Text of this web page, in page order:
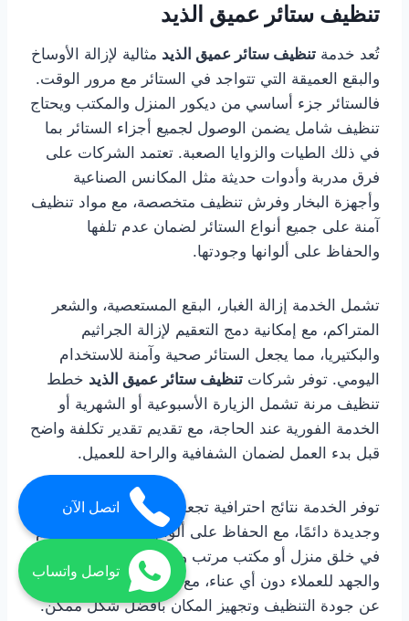
تنظيف ستائر عميق الذيد
تُعد خدمة تنظيف ستائر عميق الذيد مثالية لإزالة الأوساخ
والبقع العميقة التي تتواجد في الستائر مع مرور الوقت.
فالستائر جزء أساسي من ديكور المنزل والمكتب ويحتاج
تنظيف شامل يضمن الوصول لجميع أجزاء الستائر بما
في ذلك الطيات والزوايا الصعبة. تعتمد الشركات على
فرق مدربة وأدوات حديثة مثل المكانس الصناعية
وأجهزة البخار وفرش تنظيف متخصصة، مع مواد تنظيف
آمنة على جميع أنواع الستائر لضمان عدم تلفها
والحفاظ على ألوانها وجودتها.
تشمل الخدمة إزالة الغبار، البقع المستعصية، والشعر
المتراكم، مع إمكانية دمج التعقيم لإزالة الجراثيم
والبكتيريا، مما يجعل الستائر صحية وآمنة للاستخدام
اليومي. توفر شركات تنظيف ستائر عميق الذيد خطط
تنظيف مرنة تشمل الزيارة الأسبوعية أو الشهرية أو
الخدمة الفورية عند الحاجة، مع تقديم تقدير تكلفة واضح
قبل بدء العمل لضمان الشفافية والراحة للعميل.
توفر الخدمة نتائج احترافية تجعل الستائر تبدو نظيفة
وجديدة دائمًا، مع الحفاظ على ألوانها وجودتها، وتساهم
في خلق منزل أو مكتب مرتب وصحي، وتوفر الوقت
والجهد للعملاء دون أي عناء، مع شعور بالرضا الكامل
عن جودة التنظيف وتجهيز المكان بأفضل شكل ممكن.
اتصل الآن
تواصل واتساب